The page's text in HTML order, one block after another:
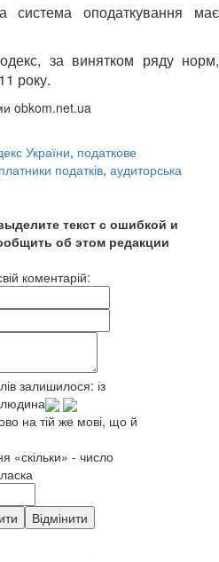
оподаткування має
за винятком ряду норм,
року.
obkom.net.ua
України, податкове
платники податків, аудиторська
текст с ошибкой и
об этом редакции
коментарій:
залишилося: із
на тій же мові, що й
«скільки» - число